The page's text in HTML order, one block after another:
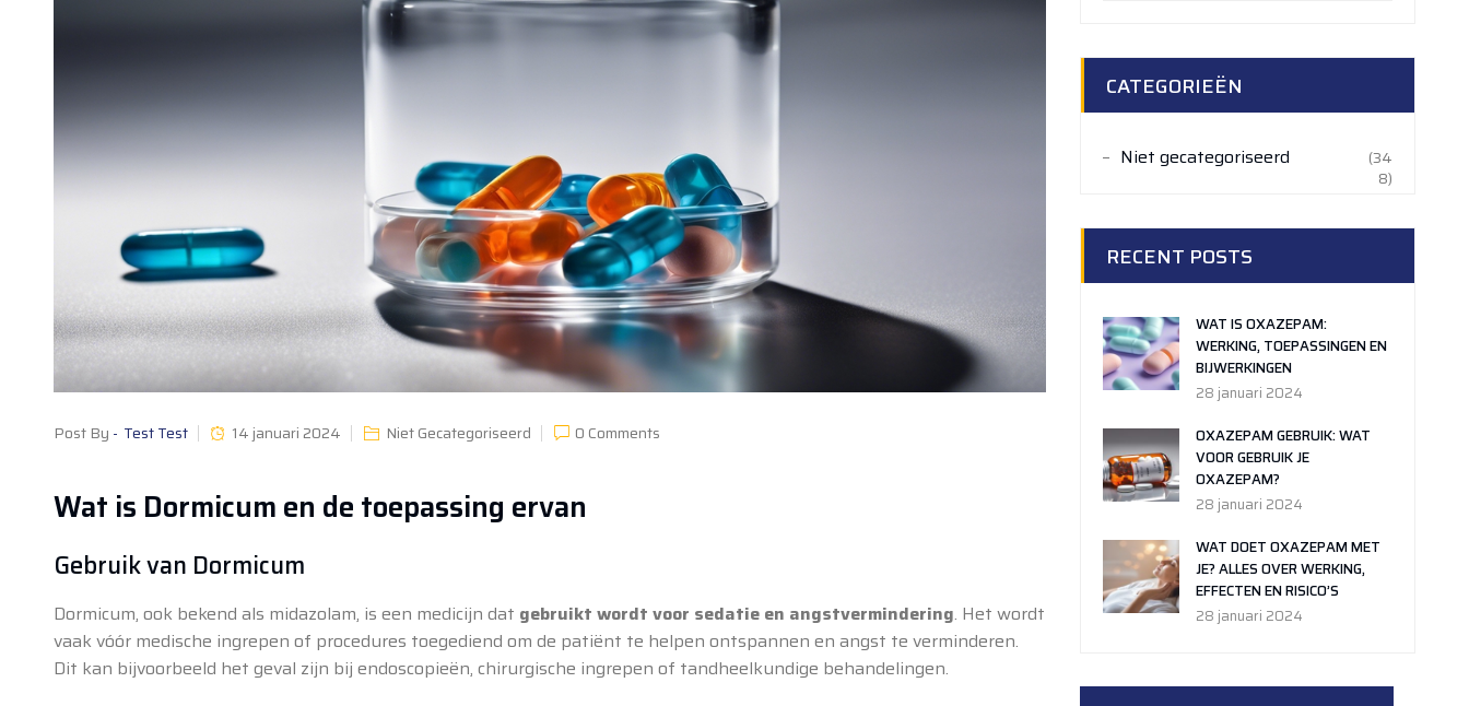
VERLANGLIJST WINKELWAGEN
Post By Test Test 14 januari 2024 Niet Gecategoriseerd 0 Comments
Wat is Dormicum en de toepassing ervan
Gebruik van Dormicum
Dormicum, ook bekend als midazolam, is een medicijn dat gebruikt wordt voor sedatie en angstvermindering. Het wordt
vaak vóór medische ingrepen of procedures toegediend om de patiënt te helpen ontspannen en angst te verminderen.
Dit kan bijvoorbeeld het geval zijn bij endoscopieën, chirurgische ingrepen of tandheelkundige behandelingen.
CATEGORIEËN
Niet gecategoriseerd
(34
8)
RECENT POSTS
WAT IS OXAZEPAM:
WERKING, TOEPASSINGEN EN
BIJWERKINGEN
28 januari 2024
OXAZEPAM GEBRUIK: WAT
VOOR GEBRUIK JE
OXAZEPAM?
28 januari 2024
WAT DOET OXAZEPAM MET
JE? ALLES OVER WERKING,
EFFECTEN EN RISICO’S
28 januari 2024